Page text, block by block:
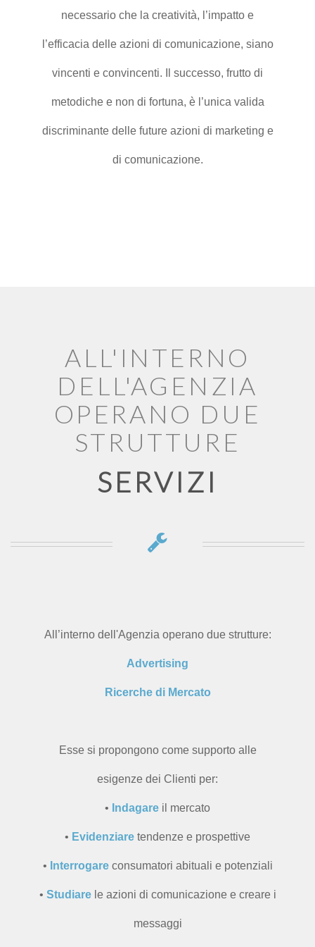
necessario che la creatività, l’impatto e
l’efficacia delle azioni di comunicazione, siano
vincenti e convincenti. Il successo, frutto di
metodiche e non di fortuna, è l’unica valida
discriminante delle future azioni di marketing e
di comunicazione.
ALL'INTERNO
DELL'AGENZIA
OPERANO DUE
STRUTTURE
SERVIZI
All’interno dell'Agenzia operano due strutture:
Advertising
Ricerche di Mercato
Esse si propongono come supporto alle
esigenze dei Clienti per:
• Indagare il mercato
• Evidenziare tendenze e prospettive
• Interrogare consumatori abituali e potenziali
• Studiare le azioni di comunicazione e creare i
messaggi